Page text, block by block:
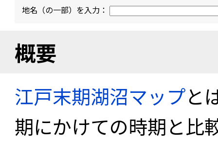
地名（の一部）を入力：
概要
江戸末期湖沼マップと
期にかけての時期と比